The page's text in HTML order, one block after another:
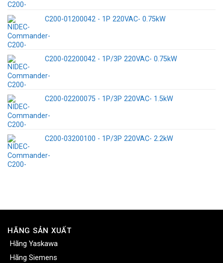
C200-01200042 - 1P 220VAC- 0.75kW
C200-02200042 - 1P/3P 220VAC- 0.75kW
C200-02200075 - 1P/3P 220VAC- 1.5kW
C200-03200100 - 1P/3P 220VAC- 2.2kW
HÃNG SẢN XUẤT
Hãng Yaskawa
Hãng Siemens